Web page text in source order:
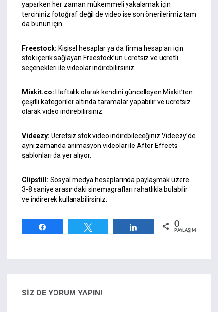
yaparken her zaman mükemmeli yakalamak için
tercihiniz fotoğraf değil de video ise son önerilerimiz tam
da bunun için.
Freestock: Kişisel hesaplar ya da firma hesapları için
stok içerik sağlayan Freestock’un ücretsiz ve ücretli
seçenekleri ile videolar indirebilirsiniz.
Mixkit.co: Haftalık olarak kendini güncelleyen Mixkit’ten
çeşitli kategoriler altında taramalar yapabilir ve ücretsiz
olarak video indirebilirsiniz.
Videezy: Ücretsiz stok video indirebileceğiniz Videezy’de
aynı zamanda animasyon videolar ile After Effects
şablonları da yer alıyor.
Clipstill : Sosyal medya hesaplarında paylaşmak üzere
3-8 saniye arasındaki sinemagrafları rahatlıkla bulabilir
ve indirerek kullanabilirsiniz.
0
PAYLAŞIMLAR
SİZ DE YORUM YAPIN!